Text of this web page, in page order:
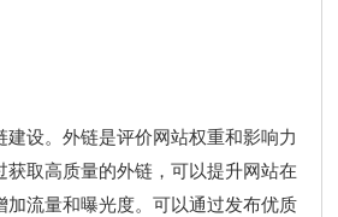
建设。外链是评价网站权重和影响力
获取高质量的外链，可以提升网站在
加流量和曝光度。可以通过发布优质